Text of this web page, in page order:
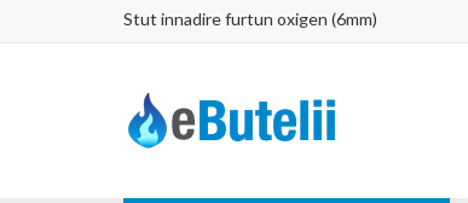
Stut innadire furtun oxigen (6mm)